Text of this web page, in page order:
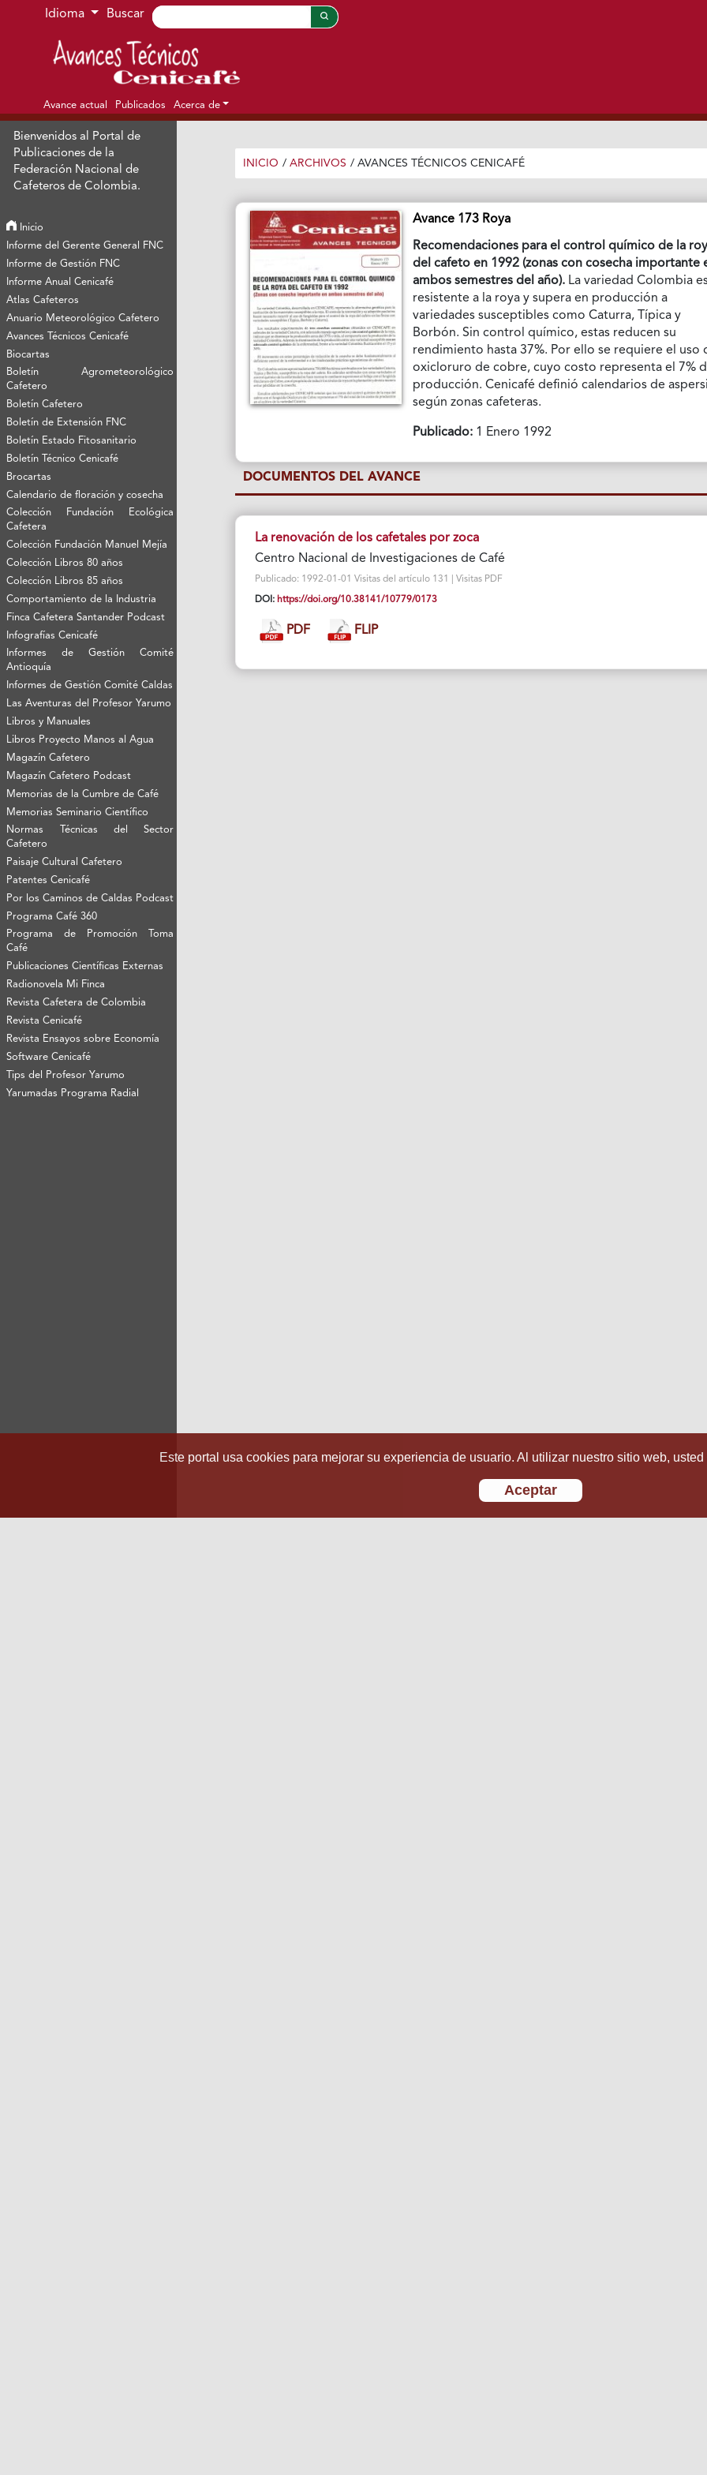
Ir al menú de navegación principal
Ir al contenido principal
Ir al pie de página del sitio
Idioma Buscar
Avance actual Publicados Acerca de
Bienvenidos al Portal de
Publicaciones de la
Federación Nacional de
Cafeteros de Colombia.
Inicio
Informe del Gerente General FNC
Informe de Gestión FNC
Informe Anual Cenicafé
Atlas Cafeteros
Anuario Meteorológico Cafetero
Avances Técnicos Cenicafé
Biocartas
Boletín Agrometeorológico
Cafetero
Boletín Cafetero
Boletín de Extensión FNC
Boletín Estado Fitosanitario
Boletín Técnico Cenicafé
Brocartas
Calendario de floración y cosecha
Colección Fundación Ecológica
Cafetera
Colección Fundación Manuel Mejía
Colección Libros 80 años
Colección Libros 85 años
Comportamiento de la Industria
Finca Cafetera Santander Podcast
Infografías Cenicafé
Informes de Gestión Comité
Antioquía
Informes de Gestión Comité Caldas
Las Aventuras del Profesor Yarumo
Libros y Manuales
Libros Proyecto Manos al Agua
Magazín Cafetero
Magazín Cafetero Podcast
Memorias de la Cumbre de Café
Memorias Seminario Científico
Normas Técnicas del Sector
Cafetero
Paisaje Cultural Cafetero
Patentes Cenicafé
Por los Caminos de Caldas Podcast
Programa Café 360
Programa de Promoción Toma
Café
Publicaciones Científicas Externas
Radionovela Mi Finca
Revista Cafetera de Colombia
Revista Cenicafé
Revista Ensayos sobre Economía
Software Cenicafé
Tips del Profesor Yarumo
Yarumadas Programa Radial
INICIO / ARCHIVOS / AVANCES TÉCNICOS CENICAFÉ
Avance 173 Roya
Recomendaciones para el control químico de la
del cafeto en 1992 (zonas con cosecha importante
ambos semestres del año). La variedad Colombia
resistente a la roya y supera en producción a
variedades susceptibles como Caturra, Típica y
Borbón. Sin control químico, estas reducen su
rendimiento hasta 37%. Por ello se requiere el uso
oxicloruro de cobre, cuyo costo representa el 7%
producción. Cenicafé definió calendarios de
según zonas cafeteras.
Publicado: 1 Enero 1992
DOCUMENTOS DEL AVANCE
La renovación de los cafetales por zoca
Centro Nacional de Investigaciones de Café
Publicado: 1992-01-01 Visitas del artículo 131 | Visitas PDF
DOI: https://doi.org/10.38141/10779/0173
PDF FLIP
Este portal usa cookies para mejorar su experiencia de usuario. Al utilizar nuestro sitio web,
Aceptar